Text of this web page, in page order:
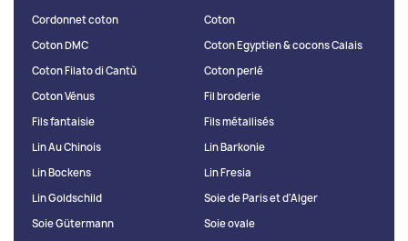
Cordonnet coton
Coton
Coton DMC
Coton Egyptien & cocons Calais
Coton Filato di Cantù
Coton perlé
Coton Vénus
Fil broderie
Fils fantaisie
Fils métallisés
Lin Au Chinois
Lin Barkonie
Lin Bockens
Lin Fresia
Lin Goldschild
Soie de Paris et d'Alger
Soie Gütermann
Soie ovale